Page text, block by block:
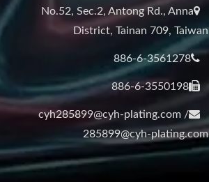
No.52, Sec.2, Antong Rd., Anna
District, Tainan 709, Taiwan
886-6-3561278
886-6-3550198
cyh285899@cyh-plating.com /
285899@cyh-plating.com